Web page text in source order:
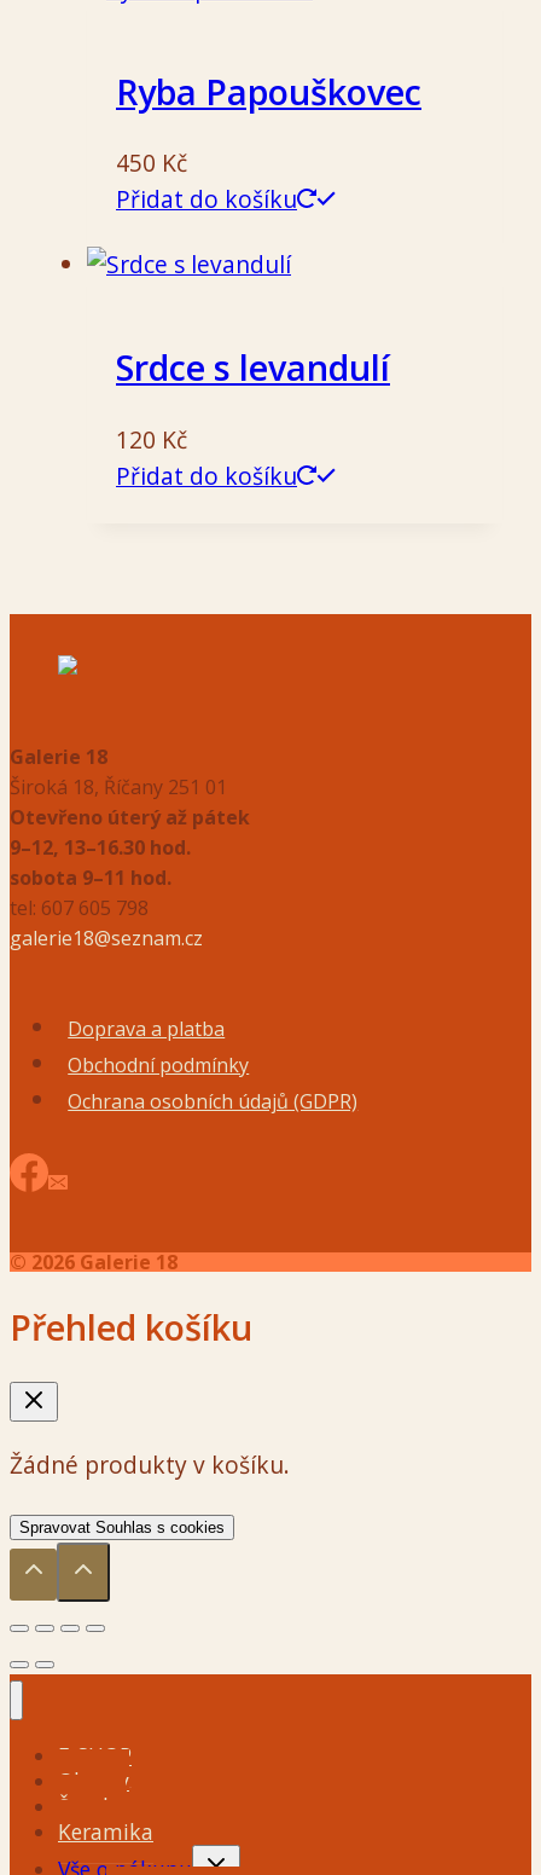
Ryba Papouškovec
450 Kč
Přidat do košíku
Srdce s levandulí
120 Kč
Přidat do košíku
Galerie 18
Široká 18, Říčany 251 01
Otevřeno úterý až pátek
9–12, 13–16.30 hod.
sobota 9–11 hod.
tel: 607 605 798
galerie18@seznam.cz
Doprava a platba
Obchodní podmínky
Ochrana osobních údajů (GDPR)
© 2026 Galerie 18
Přehled košíku
Žádné produkty v košíku.
Spravovat Souhlas s cookies
E-SHOP
Obrazy
Šperky
Keramika
Toggle